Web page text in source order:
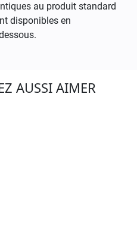
au produit standard
disponibles en
AUSSI AIMER